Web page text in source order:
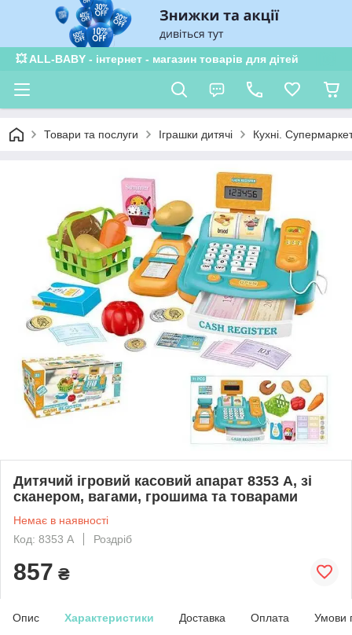
💥 ALL-BABY - інтернет - магазин товарів для дітей
Товари та послуги Іграшки дитячі Кухні.
Дитячий ігровий касовий апарат 8353 А, зі
сканером, вагами, грошима та товарами
Немає в наявності
Код: 8353 А
Роздріб
857 ₴
Опис Характеристики Доставка Оплата Умови